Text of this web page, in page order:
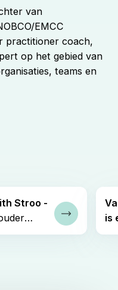
van
EMCC
practitioner coach,
op het gebied van
teams en
Stroo -
Lees verderis